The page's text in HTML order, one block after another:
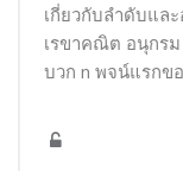
เกี่ยวกับลำดับแล
เรขาคณิต อนุกร
บวก n พจน์แรกข